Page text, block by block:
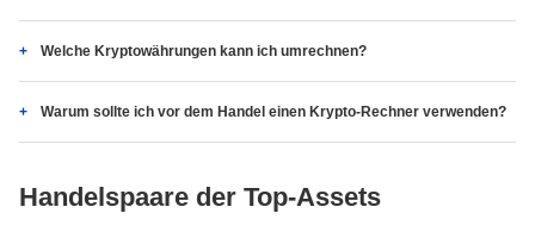
Welche Kryptowährungen kann ich umrechnen?
Warum sollte ich vor dem Handel einen Krypto-Rechner verwenden?
Handelspaare der Top-Assets